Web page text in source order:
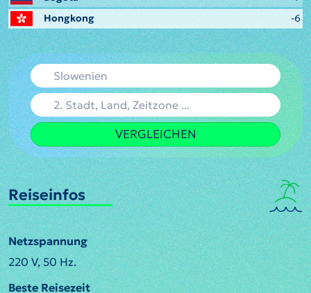
Hongkong
-6
VERGLEICHEN
Reiseinfos
Netzspannung
220 V, 50 Hz.
Beste Reisezeit